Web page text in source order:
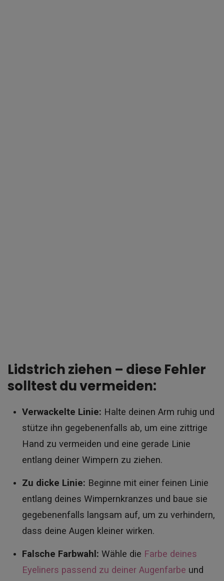
Lidstrich ziehen – diese Fehler
solltest du vermeiden:
Verwackelte Linie: Halte deinen Arm ruhig und
stütze ihn gegebenenfalls ab, um eine zittrige
Hand zu vermeiden und eine gerade Linie
entlang deiner Wimpern zu ziehen.
Zu dicke Linie: Beginne mit einer feinen Linie
entlang deines Wimpernkranzes und baue sie
gegebenenfalls langsam auf, um zu verhindern,
dass deine Augen kleiner wirken.
Falsche Farbwahl: Wähle die Farbe deines
Eyeliners passend zu deiner Augenfarbe und